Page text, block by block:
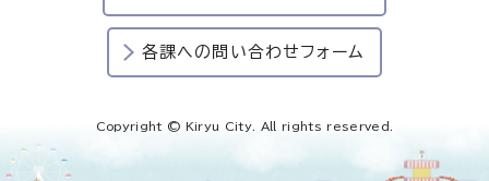
各課への問い合わせフォーム
Copyright © Kiryu City. All rights reserved.